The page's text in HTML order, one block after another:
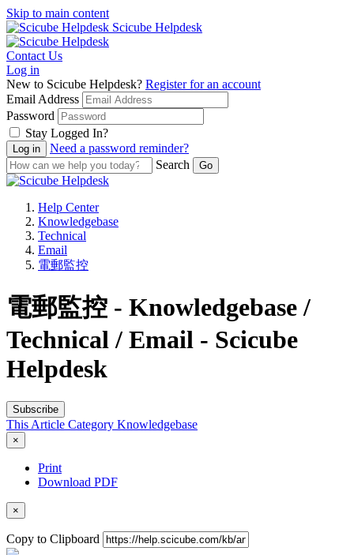
Skip to main content
Scicube Helpdesk
Contact Us
Log in
New to Scicube Helpdesk? Register for an account
Email Address
Password
Stay Logged In?
Need a password reminder?
Search
Help Center
Knowledgebase
Technical
Email
電郵監控
電郵監控 - Knowledgebase /
Technical / Email - Scicube
Helpdesk
Subscribe
This Article Category Knowledgebase
×
Print
Download PDF
×
Copy to Clipboard